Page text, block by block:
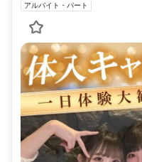
アルバイト・パート